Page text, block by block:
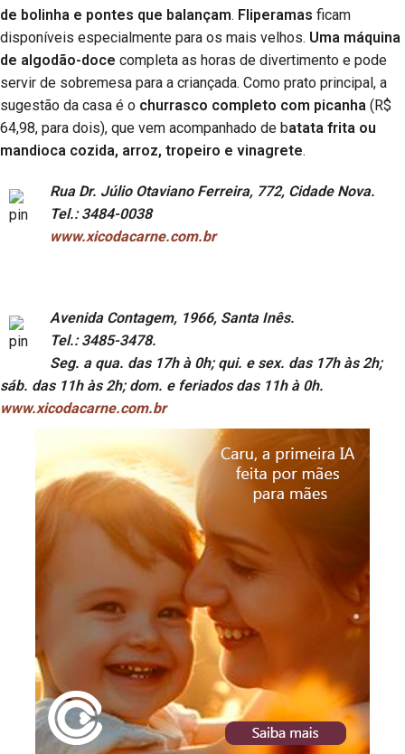
de bolinha e pontes que balançam. Fliperamas ficam
disponíveis especialmente para os mais velhos. Uma máquina
de algodão-doce completa as horas de divertimento e pode
servir de sobremesa para a criançada. Como prato principal, a
sugestão da casa é o churrasco completo com picanha (R$
64,98, para dois), que vem acompanhado de batata frita ou
mandioca cozida, arroz, tropeiro e vinagrete.
Rua Dr. Júlio Otaviano Ferreira, 772, Cidade Nova.
Tel.: 3484-0038
www.xicodacarne.com.br
Avenida Contagem, 1966, Santa Inês.
Tel.: 3485-3478.
Seg. a qua. das 17h à 0h; qui. e sex. das 17h às 2h;
sáb. das 11h às 2h; dom. e feriados das 11h à 0h.
www.xicodacarne.com.br